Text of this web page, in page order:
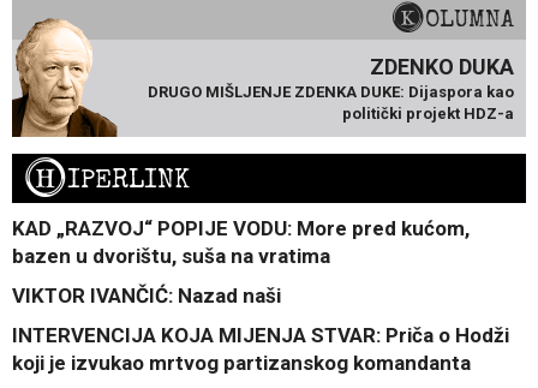
KOLUMNA
ZDENKO DUKA
DRUGO MIŠLJENJE ZDENKA DUKE: Dijaspora kao
politički projekt HDZ-a
HIPERLINK
KAD „RAZVOJ“ POPIJE VODU: More pred kućom,
bazen u dvorištu, suša na vratima
VIKTOR IVANČIĆ: Nazad naši
INTERVENCIJA KOJA MIJENJA STVAR: Priča o Hodži
koji je izvukao mrtvog partizanskog komandanta